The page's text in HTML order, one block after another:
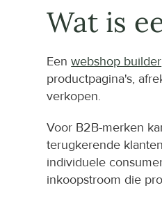
Wat is
Een webshop builder
productpagina's,
verkopen.
Voor B2B-merken
terugkerende
individuele
inkoopstroom die